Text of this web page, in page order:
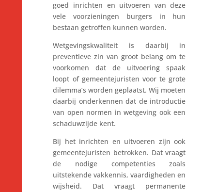
goed inrichten en uitvoeren van deze
vele voorzieningen burgers in hun
bestaan getroffen kunnen worden.
Wetgevingskwaliteit is daarbij in
preventieve zin van groot belang om te
voorkomen dat de uitvoering spaak
loopt of gemeentejuristen voor te grote
dilemma’s worden geplaatst. Wij moeten
daarbij onderkennen dat de introductie
van open normen in wetgeving ook een
schaduwzijde kent.
Bij het inrichten en uitvoeren zijn ook
gemeentejuristen betrokken. Dat vraagt
de nodige competenties zoals
uitstekende vakkennis, vaardigheden en
wijsheid. Dat vraagt permanente